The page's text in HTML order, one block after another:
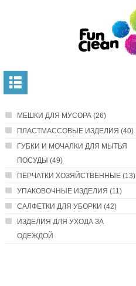
МЕШКИ ДЛЯ МУСОРА (26)
ПЛАСТМАССОВЫЕ ИЗДЕЛИЯ (40)
ГУБКИ И МОЧАЛКИ ДЛЯ МЫТЬЯ
ПОСУДЫ (49)
ПЕРЧАТКИ ХОЗЯЙСТВЕННЫЕ (13)
УПАКОВОЧНЫЕ ИЗДЕЛИЯ (11)
САЛФЕТКИ ДЛЯ УБОРКИ (42)
ИЗДЕЛИЯ ДЛЯ УХОДА ЗА
ОДЕЖДОЙ